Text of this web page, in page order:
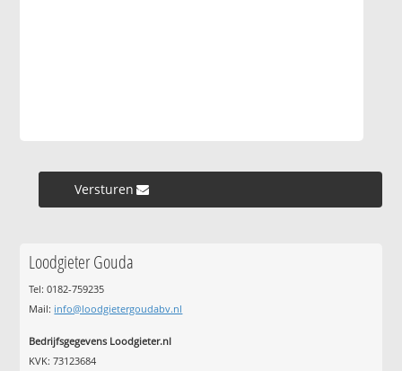
Versturen »
Loodgieter Gouda
Tel: 0182-759235
Mail: info@loodgietergoudabv.nl
Bedrijfsgegevens Loodgieter.nl
KVK: 73123684